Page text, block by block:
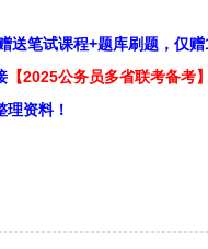
赠送笔试课程+题库刷题，仅赠
【2025公务员多省联考备考】
资料！